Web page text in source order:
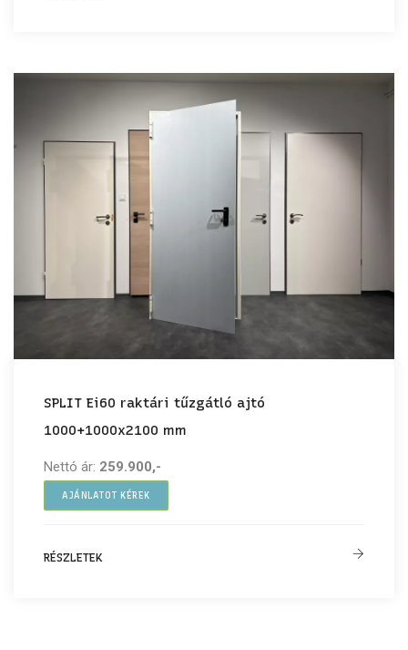
SPLIT Ei60 raktári tűzgátló ajtó
1000+1000x2100 mm
Nettó ár: 259.900,-
AJÁNLATOT KÉREK
RÉSZLETEK